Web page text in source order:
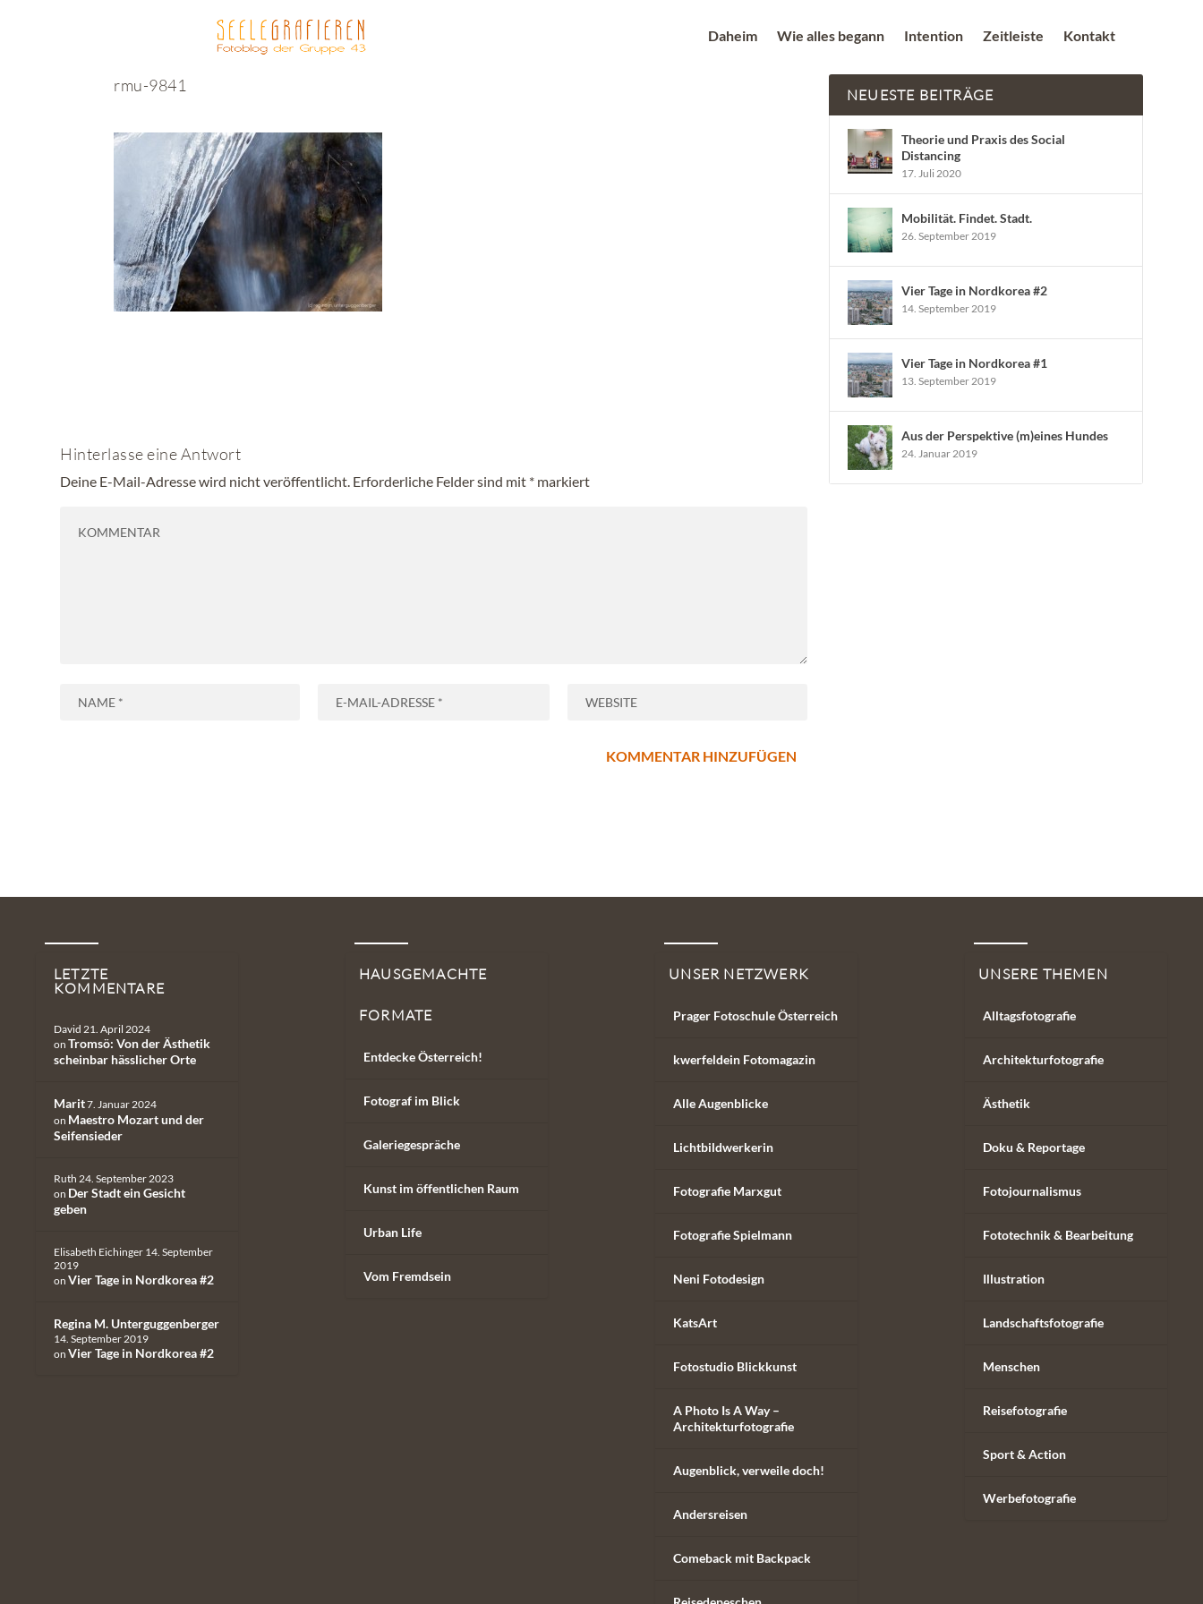
Daheim Wie alles begann Intention Zeitleiste Kontakt
rmu-9841
Hinterlasse eine Antwort
Deine E-Mail-Adresse wird nicht veröffentlicht. Erforderliche Felder sind mit * markiert
NEUESTE BEITRÄGE
Theorie und Praxis des Social
Distancing
17. Juli 2020
Mobilität. Findet. Stadt.
26. September 2019
Vier Tage in Nordkorea #2
14. September 2019
Vier Tage in Nordkorea #1
13. September 2019
Aus der Perspektive (m)eines Hundes
24. Januar 2019
LETZTE
KOMMENTARE
David 21. April 2024
on Tromsö: Von der Ästhetik
scheinbar hässlicher Orte
Marit7. Januar 2024
on Maestro Mozart und der
Seifensieder
Ruth 24. September 2023
on Der Stadt ein Gesicht
geben
Elisabeth Eichinger 14. September
2019
on Vier Tage in Nordkorea #2
Regina M. Unterguggenberger
14. September 2019
on Vier Tage in Nordkorea #2
HAUSGEMACHTE
FORMATE
Entdecke Österreich!
Fotograf im Blick
Galeriegespräche
Kunst im öffentlichen Raum
Urban Life
Vom Fremdsein
UNSER NETZWERK
Prager Fotoschule Österreich
kwerfeldein Fotomagazin
Alle Augenblicke
Lichtbildwerkerin
Fotografie Marxgut
Fotografie Spielmann
Neni Fotodesign
KatsArt
Fotostudio Blickkunst
A Photo Is A Way –
Architekturfotografie
Augenblick, verweile doch!
Andersreisen
Comeback mit Backpack
UNSERE THEMEN
Alltagsfotografie
Architekturfotografie
Ästhetik
Doku & Reportage
Fotojournalismus
Fototechnik & Bearbeitung
Illustration
Landschaftsfotografie
Menschen
Reisefotografie
Sport & Action
Werbefotografie